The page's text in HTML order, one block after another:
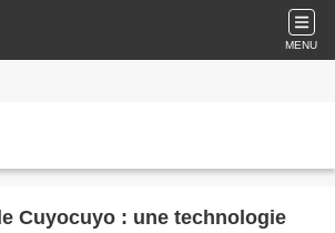
MENU
Cuyocuyo : une technologie